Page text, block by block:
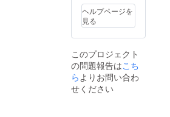
ない
為、
［3,000
円
円］で
追加販
売をさ
せて頂
いてお
ヘルプページを
見る
このプロジェクト
の問題報告はこち
らよりお問い合わ
せください